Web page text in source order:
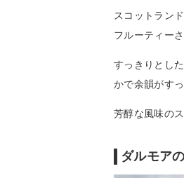
スコットラン
フルーティー
すっきりとし
かで余韻がす
芳醇な風味の
ダルモア